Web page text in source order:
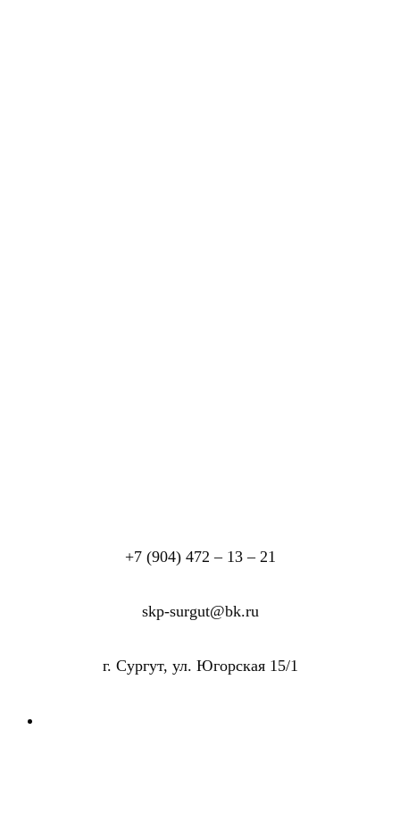
+7 (904) 472 – 13 – 21
skp-surgut@bk.ru
г. Сургут, ул. Югорская 15/1